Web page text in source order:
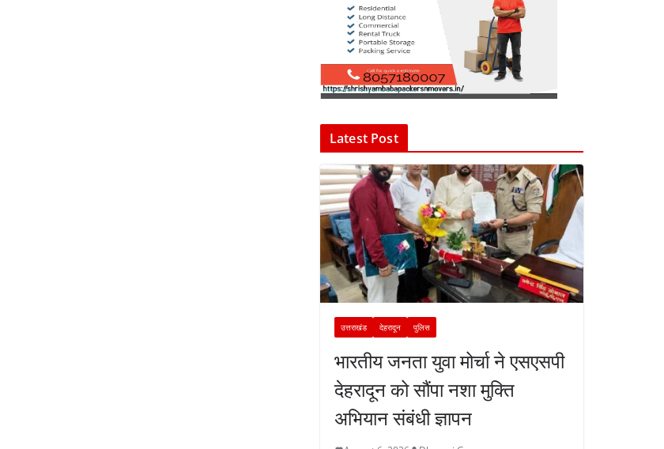
Latest Post
उत्तराखंड देहरादून पुलिस
भारतीय जनता युवा मोर्चा ने एसएसपी
देहरादून को सौंपा नशा मुक्ति
अभियान संबंधी ज्ञापन